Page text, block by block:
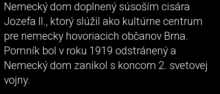
Nemecký dom doplnený súsoším cisára
Jozefa II., ktorý slúžil ako kultúrne centrum
pre nemecky hovoriacich občanov Brna.
Pomník bol v roku 1919 odstránený a
Nemecký dom zanikol s koncom 2. svetovej
vojny.